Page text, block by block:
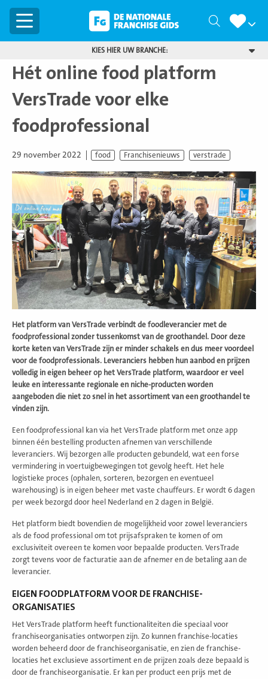
Menu Zoeken
KIES HIER UW BRANCHE:
Hét online food platform
VersTrade voor elke
foodprofessional
29 november 2022 food Franchisenieuws verstrade
Het platform van VersTrade verbindt de foodleverancier met de
foodprofessional zonder tussenkomst van de groothandel. Door deze
korte keten van VersTrade zijn er minder schakels en dus meer voordeel
voor de foodprofessionals. Leveranciers hebben hun aanbod en prijzen
volledig in eigen beheer op het VersTrade platform, waardoor er veel
leuke en interessante regionale en niche-producten worden
aangeboden die niet zo snel in het assortiment van een groothandel te
vinden zijn.
Een foodprofessional kan via het VersTrade platform met onze app
binnen één bestelling producten afnemen van verschillende
leveranciers. Wij bezorgen alle producten gebundeld, wat een forse
vermindering in voertuigbewegingen tot gevolg heeft. Het hele
logistieke proces (ophalen, sorteren, bezorgen en eventueel
warehousing) is in eigen beheer met vaste chauﬀeurs. Er wordt 6 dagen
per week bezorgd door heel Nederland en 2 dagen in België.
Het platform biedt bovendien de mogelijkheid voor zowel leveranciers
als de food professional om tot prijsafspraken te komen of om
exclusiviteit overeen te komen voor bepaalde producten. VersTrade
zorgt tevens voor de facturatie aan de afnemer en de betaling aan de
leverancier.
EIGEN FOODPLATFORM VOOR DE FRANCHISE-
ORGANISATIES
Het VersTrade platform heeft functionaliteiten die speciaal voor
franchiseorganisaties ontworpen zijn. Zo kunnen franchise-locaties
worden beheerd door de franchiseorganisatie, en zien de franchise-
locaties het exclusieve assortiment en de prijzen zoals deze bepaald is
door de franchiseorganisatie. Er kan per product een prijs met de